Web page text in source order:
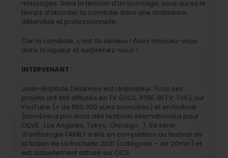
massages. Sans la tension d’un tournage, vous aurez le
temps d’aborder la comédie dans une ambiance
détendue et professionnelle.
Car la comédie, c’est du sérieux ! Alors amusez-vous
dans la rigueur et surprenez-vous !
INTERVENANT :
Jean-Baptiste Delannoy est réalisateur. Tous ses
projets ont été diffusés en TV (OCS, RTBF, BETV, TV5), sur
YouTube (+ de 850.000 vues cumulées) et en festival
(nombreux prix dans des festivals internationaux pour
OLIVE : Los Angeles, Tokyo, Chicago…). Sa série
d’anthologie FAMILY a été en compétition au festival de
la fiction de La Rochelle 2021 (catégorie – de 20min) et
est actuellement diffusé sur OCS.